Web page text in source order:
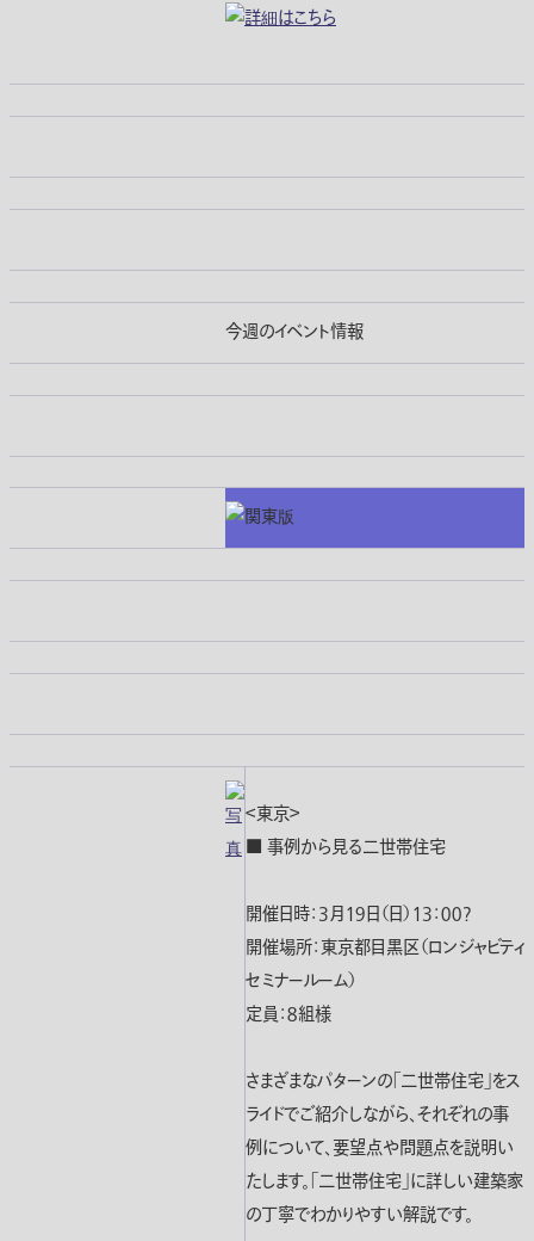
今週のイベント情報
＜東京＞
■ 事例から見る二世帯住宅
開催日時：３月１９日（日）１３：００?
開催場所：東京都目黒区（ロンジャビティ
セミナールーム）
定員：８組様
さまざまなパターンの「二世帯住宅」をス
ライドでご紹介しながら、それぞれの事
例について、要望点や問題点を説明い
たします。「二世帯住宅」に詳しい建築家
の丁寧でわかりやすい解説です。